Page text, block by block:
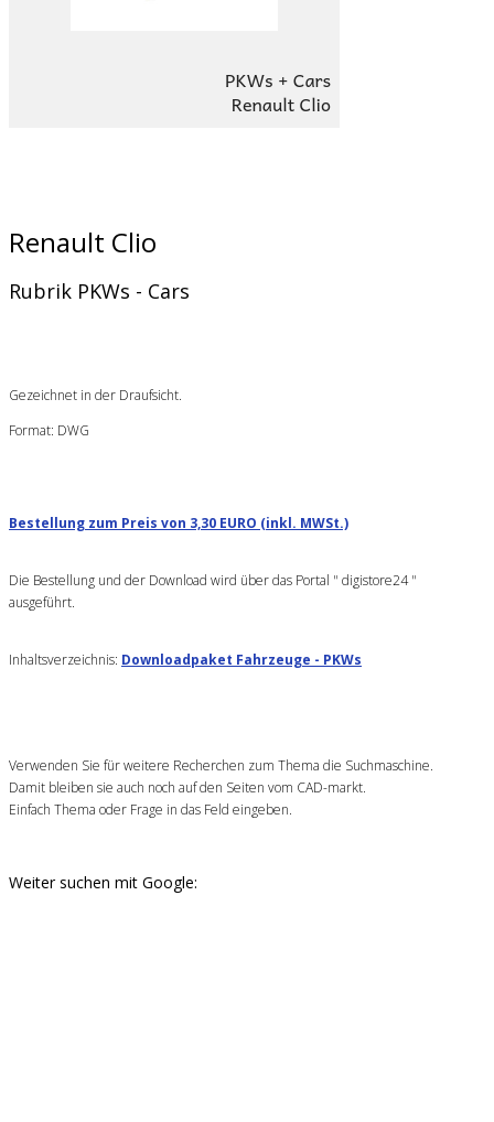
Renault Clio
Rubrik PKWs - Cars
Gezeichnet in der Draufsicht.
Format: DWG
Bestellung zum Preis von 3,30 EURO (inkl. MWSt.)
Die Bestellung und der Download wird über das Portal " digistore24 "
ausgeführt.
Inhaltsverzeichnis: Downloadpaket Fahrzeuge - PKWs
Verwenden Sie für weitere Recherchen zum Thema die Suchmaschine.
Damit bleiben sie auch noch auf den Seiten vom CAD-markt.
Einfach Thema oder Frage in das Feld eingeben.
Weiter suchen mit Google: